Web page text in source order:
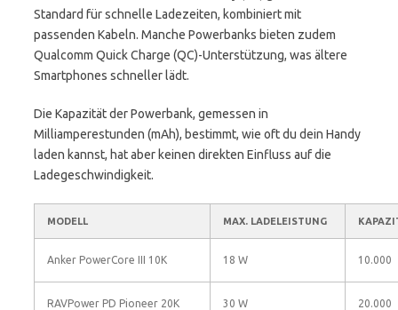
Standard für schnelle Ladezeiten, kombiniert mit
passenden Kabeln. Manche Powerbanks bieten zudem
Qualcomm Quick Charge (QC)-Unterstützung, was ältere
Smartphones schneller lädt.
Die Kapazität der Powerbank, gemessen in
Milliamperestunden (mAh), bestimmt, wie oft du dein Handy
laden kannst, hat aber keinen direkten Einfluss auf die
Ladegeschwindigkeit.
MODELL MAX. LADELEISTUNG
Anker PowerCore III 10K 18 W 10.000
RAVPower PD Pioneer 20K 30 W 20.000